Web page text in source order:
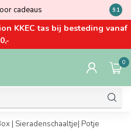
cadeaus Kom
9.1
KKEC tas bij besteding vanaf
0
| Sieradenschaaltje| Potje